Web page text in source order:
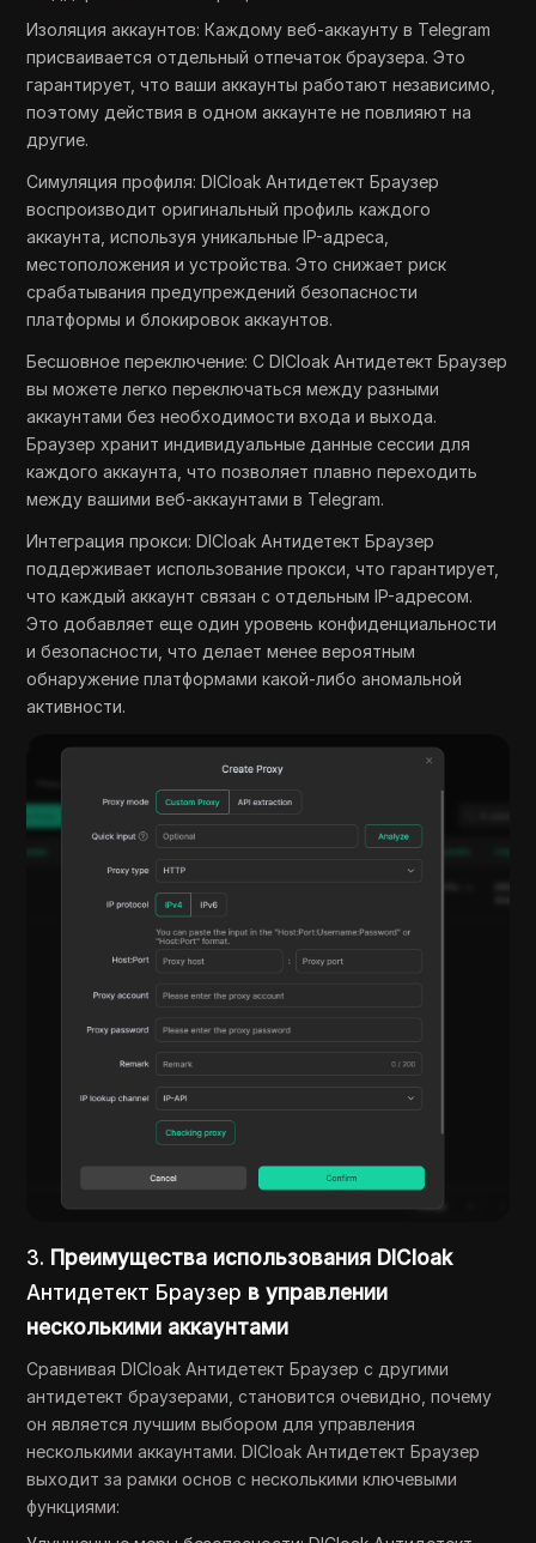
Изоляция аккаунтов: Каждому веб-аккаунту в Telegram
присваивается отдельный отпечаток браузера. Это
гарантирует, что ваши аккаунты работают независимо,
поэтому действия в одном аккаунте не повлияют на
другие.
Симуляция профиля: DICloak Антидетект Браузер
воспроизводит оригинальный профиль каждого
аккаунта, используя уникальные IP-адреса,
местоположения и устройства. Это снижает риск
срабатывания предупреждений безопасности
платформы и блокировок аккаунтов.
Бесшовное переключение: С DICloak Антидетект Браузер
вы можете легко переключаться между разными
аккаунтами без необходимости входа и выхода.
Браузер хранит индивидуальные данные сессии для
каждого аккаунта, что позволяет плавно переходить
между вашими веб-аккаунтами в Telegram.
Интеграция прокси: DICloak Антидетект Браузер
поддерживает использование прокси, что гарантирует,
что каждый аккаунт связан с отдельным IP-адресом.
Это добавляет еще один уровень конфиденциальности
и безопасности, что делает менее вероятным
обнаружение платформами какой-либо аномальной
активности.
3. Преимущества использования DICloak
Антидетект Браузер в управлении
несколькими аккаунтами
Сравнивая DICloak Антидетект Браузер с другими
антидетект браузерами, становится очевидно, почему
он является лучшим выбором для управления
несколькими аккаунтами. DICloak Антидетект Браузер
выходит за рамки основ с несколькими ключевыми
функциями: